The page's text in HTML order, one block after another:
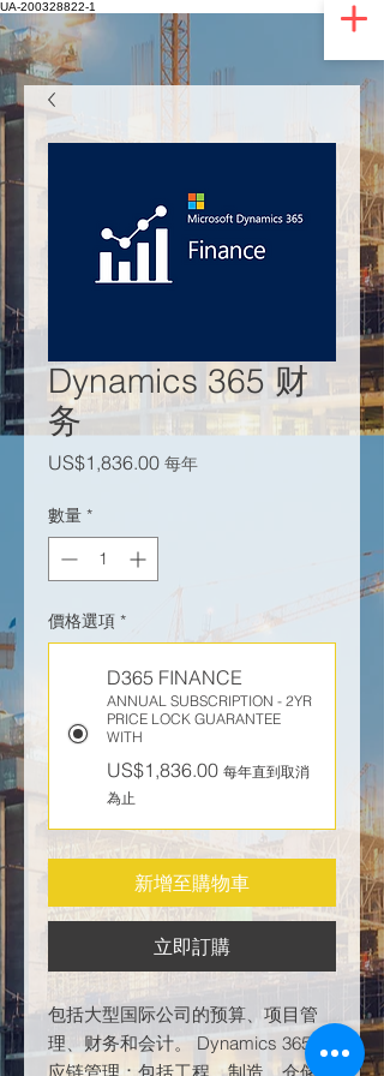
UA-200328822-1
Dynamics 365 财
务
US$1,836.00價格
每年
數量 *
價格選項 *
D365 FINANCE
ANNUAL SUBSCRIPTION - 2YR
PRICE LOCK GUARANTEE
WITH
US$1,836.00 每年直到取消
為止
新增至購物車
立即訂購
包括大型国际公司的预算、项目管
理、财务和会计。 Dynamics 365 供